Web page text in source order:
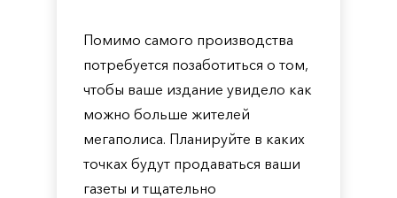
Помимо самого производства
потребуется позаботиться о том,
чтобы ваше издание увидело как
можно больше жителей
мегаполиса. Планируйте в каких
точках будут продаваться ваши
газеты и тщательно